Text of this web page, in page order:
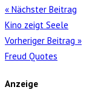
« Nächster Beitrag
Kino zeigt Seele
Vorheriger Beitrag »
Freud Quotes
Anzeige